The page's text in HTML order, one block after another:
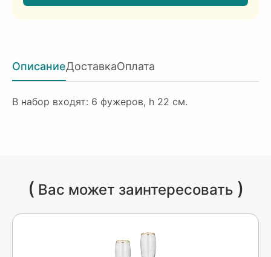
ОписаниеДоставкаОплата
В набор входят: 6 фужеров, h 22 см.
( Вас может заинтересовать )